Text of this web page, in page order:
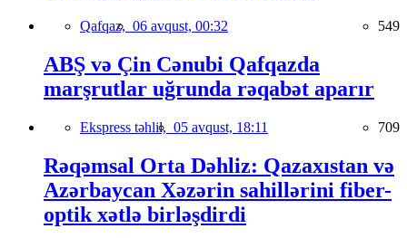
Qafqaz, 06 avqust, 00:32 549
ABŞ və Çin Cənubi Qafqazda
marşrutlar uğrunda rəqabət aparır
Ekspress təhlil, 05 avqust, 18:11 709
Rəqəmsal Orta Dəhliz: Qazaxıstan və
Azərbaycan Xəzərin sahillərini fiber-
optik xətlə birləşdirdi